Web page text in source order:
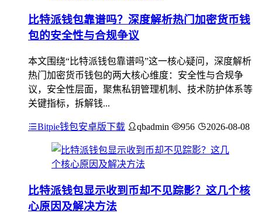
比特派钱包靠谱吗？深度解析热门加密货币钱
包的安全性与合规争议
本文围绕“比特派钱包靠谱吗”这一核心疑问，深度解析
热门加密货币钱包的两大核心维度：安全性与合规争
议，安全性层面，聚焦私钥管理机制、技术防护体系等
关键指标，拆解钱...
Bitpie钱包安卓版下载 qbadmin 956 2026-08-08
比特派钱包显示收到币却不见踪影？这几个核
心原因及解决方法